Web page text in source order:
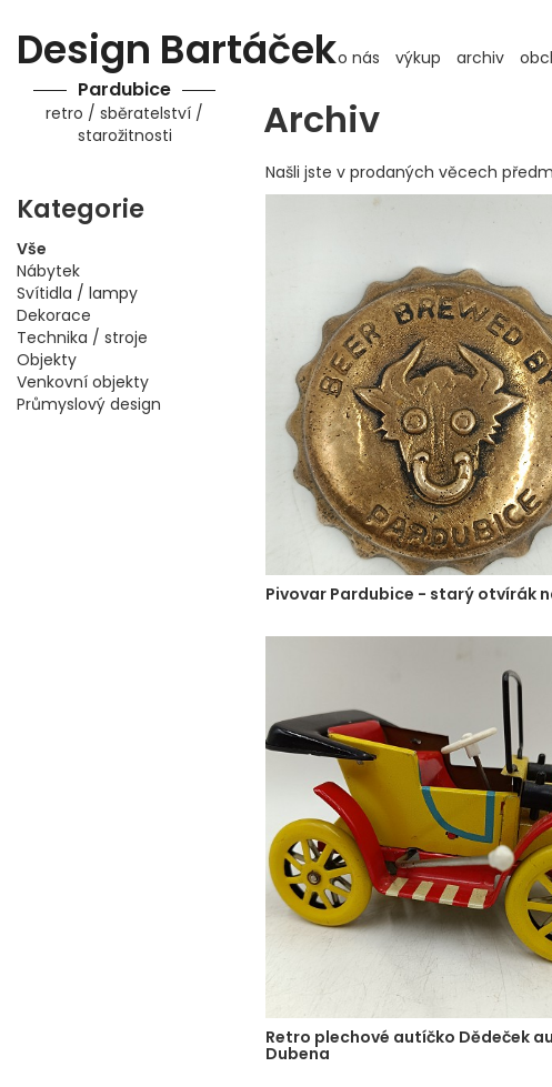
Design Bartáček
Pardubice
retro / sběratelství /
starožitnosti
Kategorie
Vše
Nábytek
Svítidla / lampy
Dekorace
Technika / stroje
Objekty
Venkovní objekty
Průmyslový design
o nás výkup archiv
Archiv
Našli jste v prodaných věcech
Pivovar Pardubice - starý otvírák
Retro plechové autíčko Dědeček
Dubena